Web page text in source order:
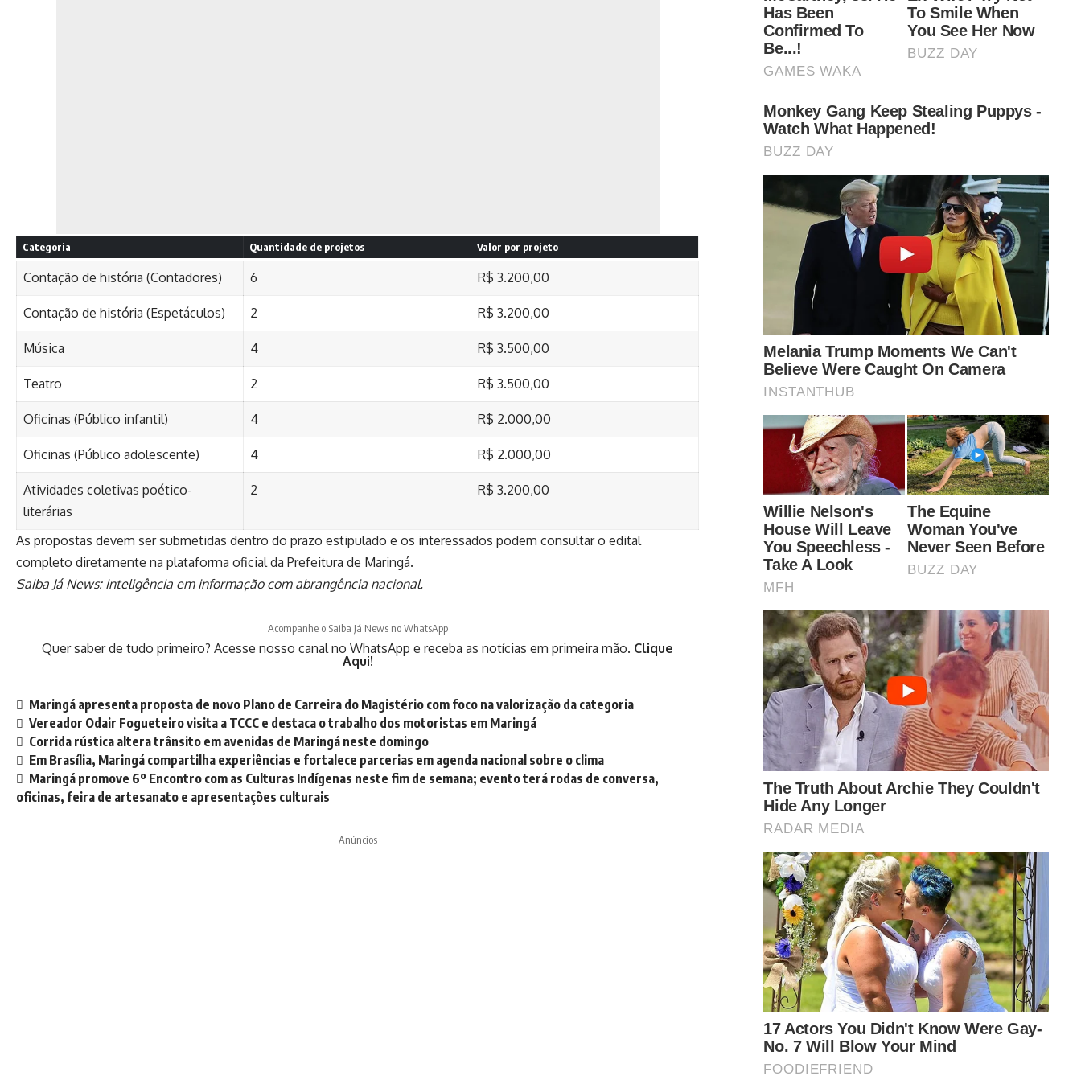
Categoria Quantidade de projetos Valor por projeto
Contação de história (Contadores) 6 R$ 3.200,00
Contação de história (Espetáculos) 2 R$ 3.200,00
Música 4 R$ 3.500,00
Teatro 2 R$ 3.500,00
Oficinas (Público infantil) 4 R$ 2.000,00
Oficinas (Público adolescente) 4 R$ 2.000,00
Atividades coletivas poético-
literárias
2 R$ 3.200,00
As propostas devem ser submetidas dentro do prazo estipulado e os interessados podem consultar o edital
completo diretamente na plataforma oficial da Prefeitura de Maringá.
Saiba Já News: inteligência em informação com abrangência nacional.
Acompanhe o Saiba Já News no WhatsApp
Quer saber de tudo primeiro? Acesse nosso canal no WhatsApp e receba as notícias em primeira mão. Clique
Aqui!
Maringá apresenta proposta de novo Plano de Carreira do Magistério com foco na valorização da categoria
Vereador Odair Fogueteiro visita a TCCC e destaca o trabalho dos motoristas em Maringá
Corrida rústica altera trânsito em avenidas de Maringá neste domingo
Em Brasília, Maringá compartilha experiências e fortalece parcerias em agenda nacional sobre o clima
Maringá promove 6º Encontro com as Culturas Indígenas neste fim de semana; evento terá rodas de conversa,
oficinas, feira de artesanato e apresentações culturais
Anúncios